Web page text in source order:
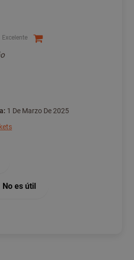
Excelente
1 De Marzo De 2025
No es útil